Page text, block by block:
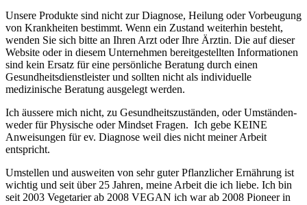
Unsere Produkte sind nicht zur Diagnose, Heilung oder Vorbeugung
von Krankheiten bestimmt. Wenn ein Zustand weiterhin besteht,
wenden Sie sich bitte an Ihren Arzt oder Ihre Ärztin. Die auf dieser
Website oder in diesem Unternehmen bereitgestellten Informationen
sind kein Ersatz für eine persönliche Beratung durch einen
Gesundheitsdienstleister und sollten nicht als individuelle
medizinische Beratung ausgelegt werden.
Ich äussere mich nicht, zu Gesundheitszuständen, oder Umständen-
weder für Physische oder Mindset Fragen. Ich gebe KEINE
Anweisungen für ev. Diagnose weil dies nicht meiner Arbeit
entspricht.
Umstellen und ausweiten von sehr guter Pflanzlicher Ernährung ist
wichtig und seit über 25 Jahren, meine Arbeit die ich liebe. Ich bin
seit 2003 Vegetarier ab 2008 VEGAN ich war ab 2008 Pioneer in